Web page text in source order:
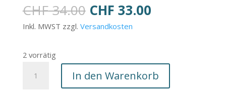
CHF34.00 Ursprünglicher
Preis
CHF 33.00Aktueller
Inkl. MWST zzgl. Versandkosten
2 vorrätig
Lipstick
In den Warenkorb